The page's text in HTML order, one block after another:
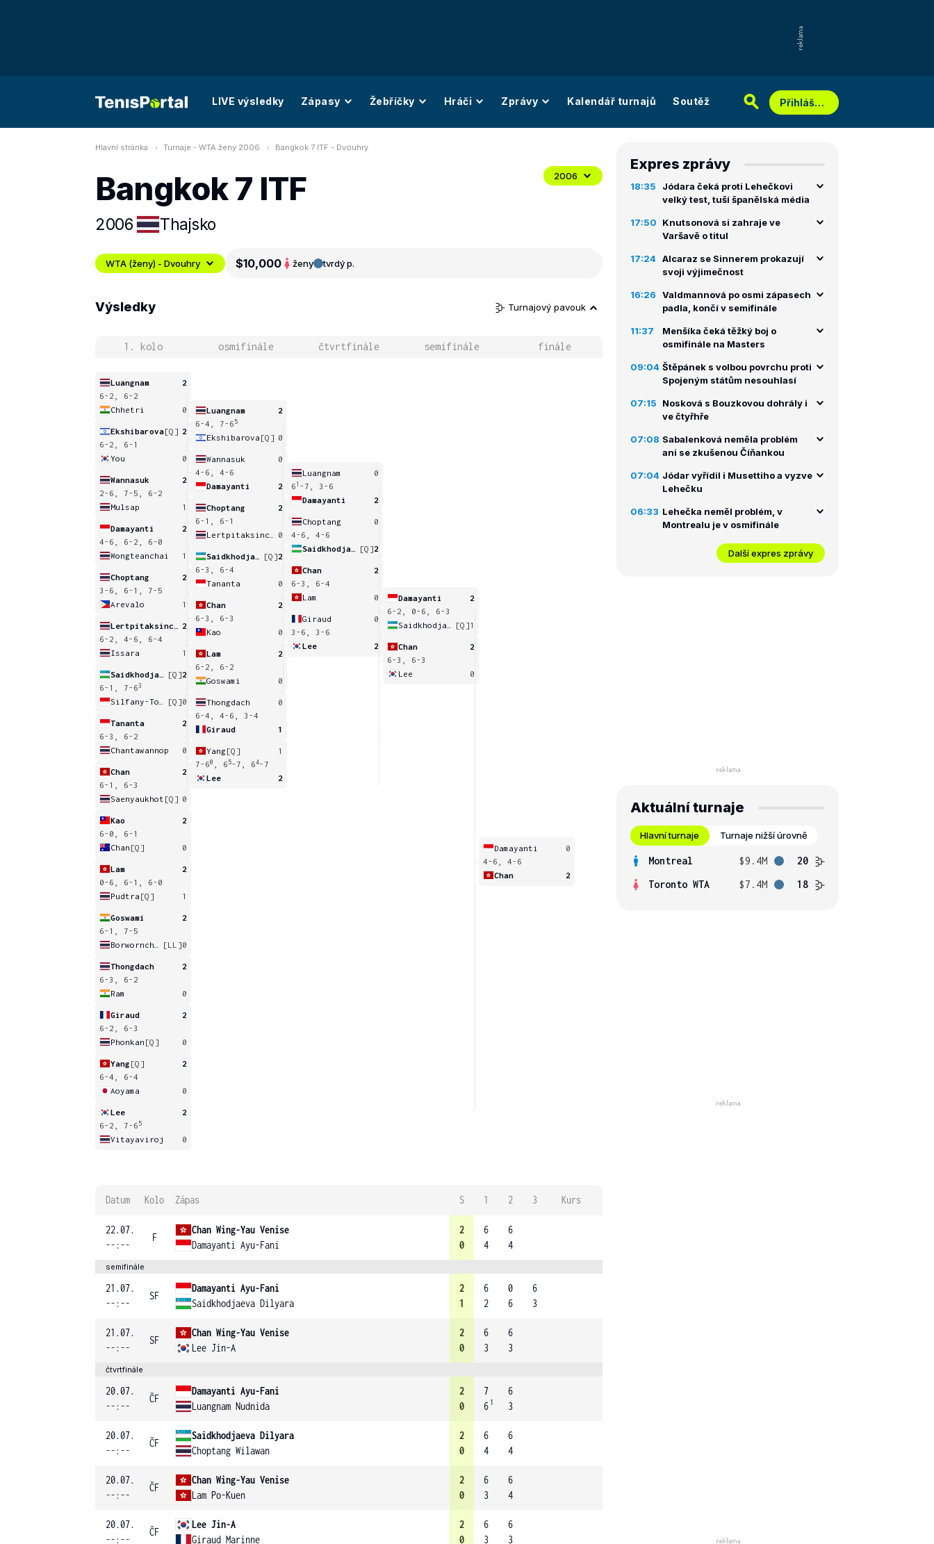
LIVE výsledky Zápasy Žebříčky Hráči Zprávy Kalendář turnajů Soutěž Přihlášení
Hlavní stránka Turnaje - WTA ženy 2006 Bangkok 7 ITF - Dvouhry
Bangkok 7 ITF
2006 Thajsko
2006
WTA (ženy) - Dvouhry $10,000 ženy tvrdý p.
Výsledky Turnajový pavouk
1. kolo osmifinále čtvrtfinále semifinále finále
Luangnam
2
6-2, 6-2
Chhetri
0
Ekshibarova[Q] 2
6-2, 6-1
You
0
Wannasuk
2
2-6, 7-5, 6-2
Mulsap
1
Damayanti
2
4-6, 6-2, 6-0
Wongteanchai
1
Choptang
2
3-6, 6-1, 7-5
Arevalo
1
2
6-2, 4-6, 6-4
Issara
1
[Q]2
6-1, 7-63
[Q]0
Tananta
2
6-3, 6-2
Chantawannop
0
Chan
2
6-1, 6-3
Saenyaukhot [Q] 0
Kao
2
6-0, 6-1
Chan [Q] 0
Lam
2
0-6, 6-1, 6-0
Pudtra [Q] 1
Goswami
2
6-1, 7-5
[LL]0
Thongdach
2
6-3, 6-2
Ram
0
Giraud
2
6-2, 6-3
Phonkan [Q] 0
Yang [Q]
2
6-4, 6-4
Aoyama
0
Lee
2
6-2, 7-6 5
Vitayaviroj 0
Luangnam
2
6-4, 7-6 5
Ekshibarova [Q] 0
Wannasuk
0
4-6, 4-6
Damayanti
2
Choptang
2
6-1, 6-1
0
[Q]2
6-3, 6-4
Tananta
0
Chan
2
6-3, 6-3
Kao
0
Lam
2
6-2, 6-2
Goswami
0
Thongdach
0
6-4, 4-6, 3-4
Giraud
1
Yang[Q]
1
7-60 , 6 5-7, 64-7
Lee
2
Luangnam
0
6 1 -7, 3-6
Damayanti
2
Choptang
0
4-6, 4-6
[Q]2
Chan
2
6-3, 6-4
Lam
0
Giraud
0
3-6, 3-6
Lee
2
Damayanti
2
6-2, 0-6, 6-3
[Q]1
Chan
2
6-3, 6-3
Lee
0
Damayanti
0
4-6, 4-6
Chan
2
Datum Kolo Zápas S 1 2 3 Kurs
22.07.
--:--
F
Chan Wing-Yau Venise
Damayanti Ayu-Fani
2
0
6
4
6
4
semifinále
21.07.
--:--
SF
Damayanti Ayu-Fani
Saidkhodjaeva Dilyara
2
1
6
2
0
6
6
3
21.07.
--:--
SF
Chan Wing-Yau Venise
Lee Jin-A
2
0
6
3
6
3
čtvrtfinále
20.07.
--:--
ČF
Damayanti Ayu-Fani
Luangnam Nudnida
2
0
7
6 1
6
3
20.07.
--:--
ČF
Saidkhodjaeva Dilyara
Choptang Wilawan
2
0
6
4
6
4
20.07.
--:--
ČF
Chan Wing-Yau Venise
Lam Po-Kuen
2
0
6
3
6
4
20.07.
--:--
ČF
Lee Jin-A
Giraud Marinne
2
0
6
3
6
3
Expres zprávy
18:35
Jódara čeká proti Lehečkovi
velký test, tuší španělská média
17:50
Knutsonová si zahraje ve
Varšavě o titul
17:24 Alcaraz se Sinnerem prokazují
svoji výjimečnost
16:26
Valdmannová po osmi zápasech
padla, končí v semifinále
11:37
Menšíka čeká těžký boj o
osmifinále na Masters
09:04 Štěpánek s volbou povrchu proti
Spojeným státům nesouhlasí
07:15
Nosková s Bouzkovou dohrály i
ve čtyřhře
07:08 Sabalenková neměla problém
ani se zkušenou Číňankou
07:04 Jódar vyřídil i Musettiho a vyzve
Lehečku
06:33 Lehečka neměl problém, v
Montrealu je v osmifinále
Další expres zprávy
Aktuální turnaje
Hlavní turnaje Turnaje nižší úrovně
Montreal $9.4M
20
Toronto WTA
$7.4M 18